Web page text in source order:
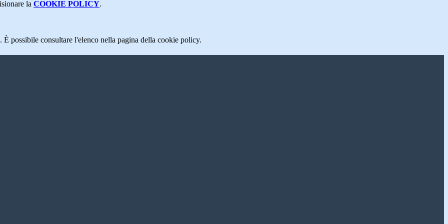
la COOKIE POLICY.
possibile consultare l'elenco nella pagina della cookie policy.